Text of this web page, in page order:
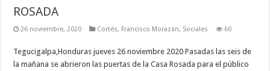
ROSADA
26 noviembre, 2020 Cortés, Francisco Morazán, Sociales 60
Tegucigalpa,Honduras jueves 26 noviembre 2020 Pasadas las seis de
la mañana se abrieron las puertas de la Casa Rosada para el público